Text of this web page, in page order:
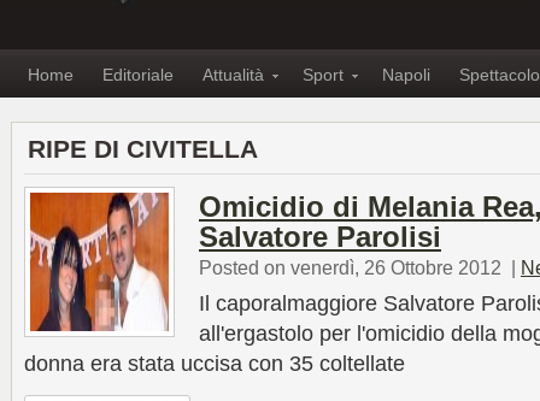
Home Editoriale Attualità Sport Napoli Spettacolo
RIPE DI CIVITELLA
Omicidio di Melania
Salvatore Parolisi
Posted on venerdì, 26 Ottobre 2012 |
Il caporalmaggiore Salvatore
all'ergastolo per l'omicidio della
donna era stata uccisa con 35 coltellate